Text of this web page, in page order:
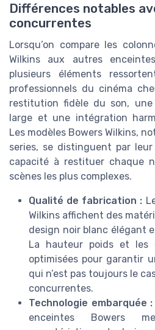
Différences notables
concurrentes
Lorsqu’on compare les
Wilkins aux autres
plusieurs éléments
professionnels du cinéma
restitution fidèle du son,
large et une intégration
Les modèles Bowers Wilkins,
series, se distinguent par
capacité à restituer chaque
scènes les plus complexes.
Qualité de fabrication :
Wilkins affichent des
design noir blanc élégant
La hauteur poids et les
optimisées pour garantir
qui n’est pas toujours le
concurrentes.
Technologie embarquée :
enceintes Bowers